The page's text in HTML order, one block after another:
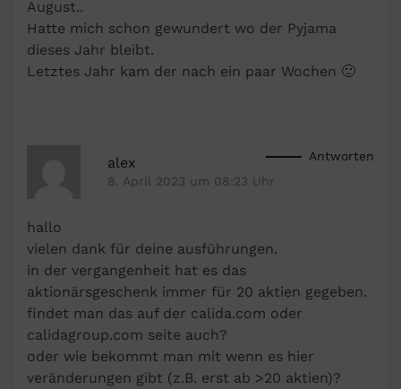
August..
Hatte mich schon gewundert wo der Pyjama
dieses Jahr bleibt.
Letztes Jahr kam der nach ein paar Wochen 🙂
alex
8. April 2023 um 08:23 Uhr
Antworten
hallo
vielen dank für deine ausführungen.
in der vergangenheit hat es das
aktionärsgeschenk immer für 20 aktien gegeben.
findet man das auf der calida.com oder
calidagroup.com seite auch?
oder wie bekommt man mit wenn es hier
veränderungen gibt (z.B. erst ab >20 aktien)?